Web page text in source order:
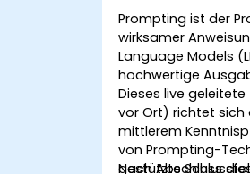
Prompting ist der
wirksamer
Language Models
hochwertige
Dieses live
vor Ort) richtet sich
mittlerem
von Prompting-
gestützte
Nach Abschluss